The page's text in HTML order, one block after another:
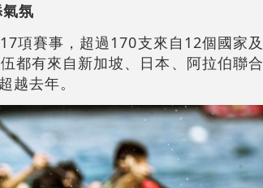
氛
項賽事，超過170支來自12個國家及
都有來自新加坡、日本、阿拉伯聯合
越去年。